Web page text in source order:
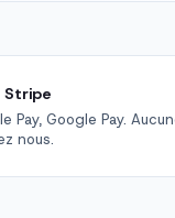
Stripe
Pay, Google Pay.
nous.